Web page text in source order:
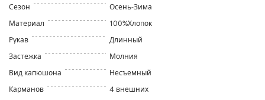
Сезон
Осень-Зима
Материал
100%Хлопок
Рукав
Длинный
Застежка
Молния
Вид капюшона
Несъемный
Карманов
4 внешних